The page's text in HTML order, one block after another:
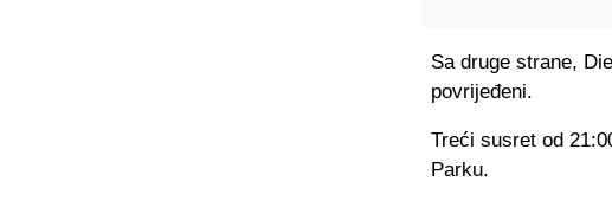
Sa druge strane,
povrijeđeni.
Treći susret od
Parku.